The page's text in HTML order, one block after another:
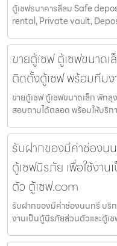
ตู้เซฟธนาคารสีลม Safe
rental, Private vault,
ขายตู้เซฟ ตู้เซฟขนาด
ติดตั้งตู้เซฟ พร้อมทีม
ขายตู้เซฟ ตู้เซฟขนาดเล็ก พัท
สอบถามได้ตลอด พร้อมให้บริก
รับฝากของมีค่าช่องน
ตู้เซฟนิรภัย เพื่อใช้งา
ตัว ตู้เซฟ.com
รับฝากของมีค่าช่องนนทรี บริก
งานเป็นตู้นิรภัยส่วนตัวและตู้เ